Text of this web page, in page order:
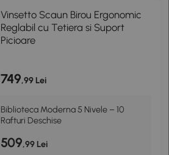
Vinsetto Scaun Birou Ergonomic
Reglabil cu Tetiera si Suport
Picioare
749,99 Lei
Biblioteca Moderna 5 Nivele – 10
Rafturi Deschise
509,99 Lei